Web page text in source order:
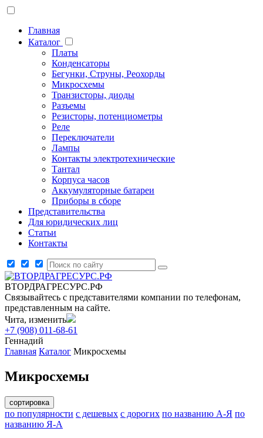
Главная
Каталог
Платы
Конденсаторы
Бегунки, Струны, Реохорды
Микросхемы
Транзисторы, диоды
Разъемы
Резисторы, потенциометры
Реле
Переключатели
Лампы
Контакты электротехнические
Тантал
Корпуса часов
Аккумуляторные батареи
Приборы в сборе
Представительства
Для юридических лиц
Статьи
Контакты
ВТОРДРАГРЕСУРС.РФ
Связывайтесь с представителями компании по телефонам,
представленным на сайте.
Чита, изменить
+7 (908) 011-68-61
Геннадий
Главная Каталог Микросхемы
Микросхемы
сортировка
по популярности с дешевых с дорогих по названию А-Я по
названию Я-А